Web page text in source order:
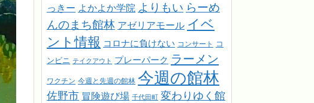
っきー よかよか学院 よりもい らーめ
んのまち館林 アゼリアモール イベ
ント情報 コロナに負けない コンサート
コ
ンビニ テイクアウト プレーパーク ラーメン
ワクチン 今週と先週の館林 今週の館林
佐野市 冒険遊び場 千代田町
変わりゆく館